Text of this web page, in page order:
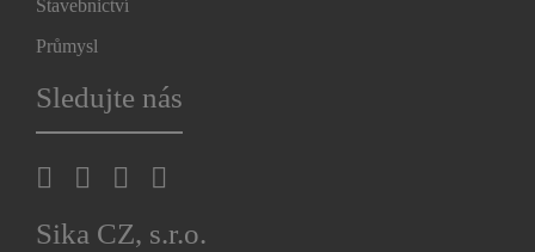
Stavebnictví
Průmysl
Sledujte nás
Sika CZ, s.r.o.